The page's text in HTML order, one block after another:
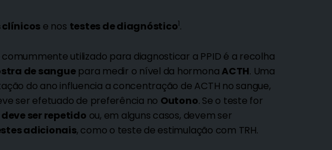
clínicos e nos testes de diagnóstico1.
utilizado para diagnosticar a PPID é a recolha
de sanguepara medir o nível da hormonaACTH. Uma
do ano influencia a concentração de ACTH no sangue,
ser efetuado de preferência no Outono. Se o teste for
deve ser repetido ou, em alguns casos, devem ser
adicionais, como o teste de estimulação com TRH.